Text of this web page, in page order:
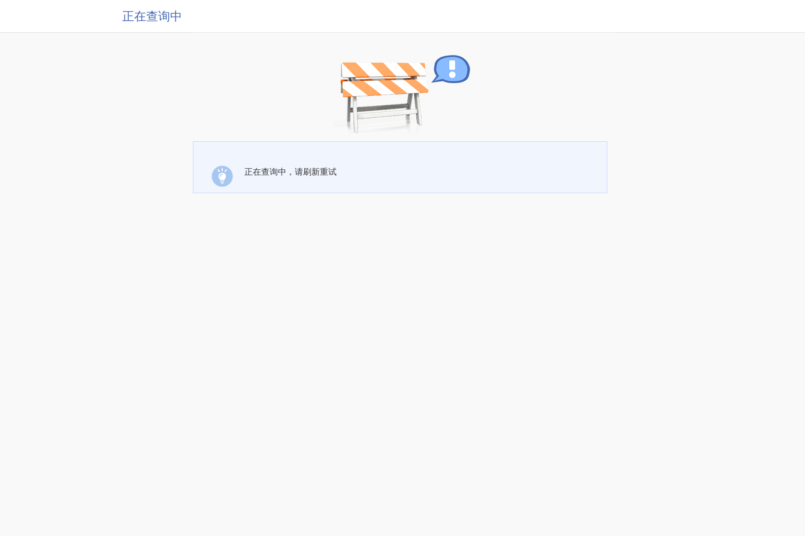
正在查询中
正在查询中，请刷新重试